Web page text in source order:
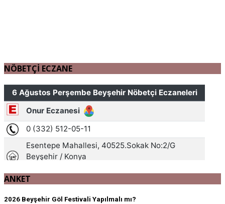
NÖBETÇİ ECZANE
ANKET
2026 Beyşehir Göl Festivali Yapılmalı mı?